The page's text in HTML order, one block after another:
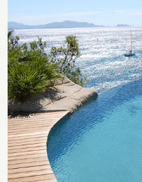
Les piscines en béton naturelles
s’intègrent parfaitement à leur
volume et de matière sur-mesure